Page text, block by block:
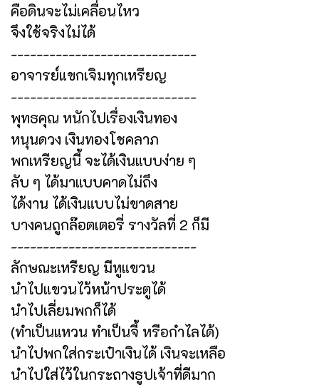
คือดินจะไม่เคลื่อนไหว
จึงใช้จริงไม่ได้
-----------------------------
อาจารย์แขกเจิมทุกเหรียญ
-----------------------------
พุทธคุณ หนักไปเรื่องเงินทอง
หนุนดวง เงินทองโชคลาภ
พกเหรียญนี้ จะได้เงินแบบง่าย ๆ
ลับ ๆ ได้มาแบบคาดไม่ถึง
ได้งาน ได้เงินแบบไม่ขาดสาย
บางคนถูกล๊อตเตอรี่ รางวัลที่ 2 ก็มี
-----------------------------
ลักษณะเหรียญ มีหูแขวน
นำไปแขวนไว้หน้าประตูได้
นำไปเลี่ยมพกก็ได้
(ทำเป็นแหวน ทำเป็นจี้ หรือกำไลได้)
นำไปพกใส่กระเป๋าเงินได้ เงินจะเหลือ
นำไปใส่ไว้ในกระถางธูปเจ้าที่ดีมาก